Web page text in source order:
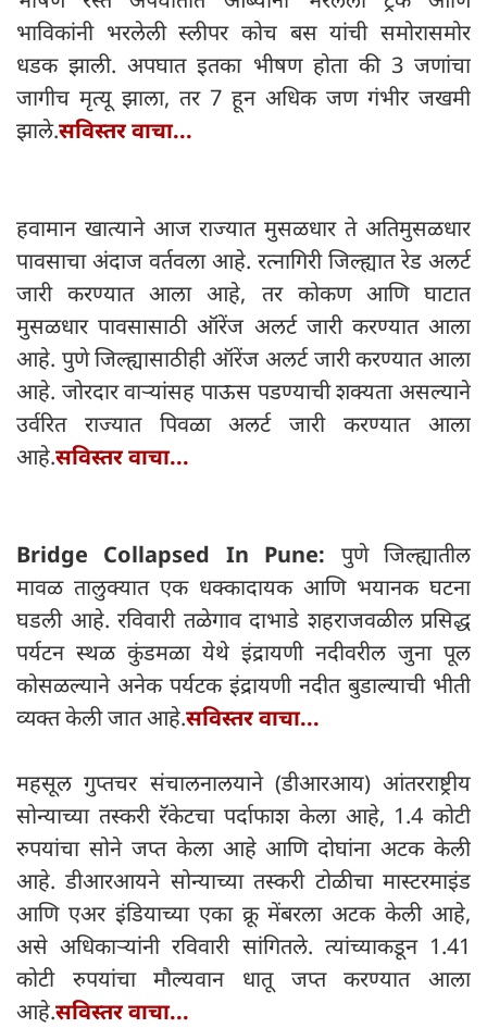
भाविकांनी भरलेली स्लीपर कोच बस यांची समोरासमोर
धडक झाली. अपघात इतका भीषण होता की 3 जणांचा
जागीच मृत्यू झाला, तर 7 हून अधिक जण गंभीर जखमी
झाले.सविस्तर वाचा...
हवामान खात्याने आज राज्यात मुसळधार ते अतिमुसळधार
पावसाचा अंदाज वर्तवला आहे. रत्नागिरी जिल्ह्यात रेड अलर्ट
जारी करण्यात आला आहे, तर कोकण आणि घाटात
मुसळधार पावसासाठी ऑरेंज अलर्ट जारी करण्यात आला
आहे. पुणे जिल्ह्यासाठीही ऑरेंज अलर्ट जारी करण्यात आला
आहे. जोरदार वाऱ्यांसह पाऊस पडण्याची शक्यता असल्याने
उर्वरित राज्यात पिवळा अलर्ट जारी करण्यात आला
आहे.सविस्तर वाचा...
Bridge Collapsed In Pune: पुणे जिल्ह्यातील
मावळ तालुक्यात एक धक्कादायक आणि भयानक घटना
घडली आहे. रविवारी तळेगाव दाभाडे शहराजवळील प्रसिद्ध
पर्यटन स्थळ कुंडमळा येथे इंद्रायणी नदीवरील जुना पूल
कोसळल्याने अनेक पर्यटक इंद्रायणी नदीत बुडाल्याची भीती
व्यक्त केली जात आहे.सविस्तर वाचा...
महसूल गुप्तचर संचालनालयाने (डीआरआय) आंतरराष्ट्रीय
सोन्याच्या तस्करी रॅकेटचा पर्दाफाश केला आहे, 1.4 कोटी
रुपयांचा सोने जप्त केला आहे आणि दोघांना अटक केली
आहे. डीआरआयने सोन्याच्या तस्करी टोळीचा मास्टरमाइंड
आणि एअर इंडियाच्या एका क्रू मेंबरला अटक केली आहे,
असे अधिकाऱ्यांनी रविवारी सांगितले. त्यांच्याकडून 1.41
कोटी रुपयांचा मौल्यवान धातू जप्त करण्यात आला
आहे.सविस्तर वाचा...